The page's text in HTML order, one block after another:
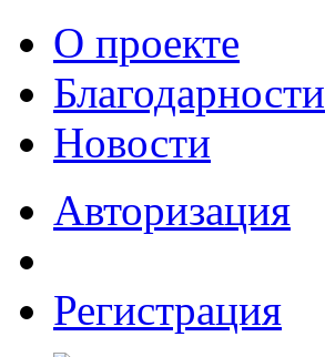
О проекте
Благодарности
Новости
Авторизация
Регистрация